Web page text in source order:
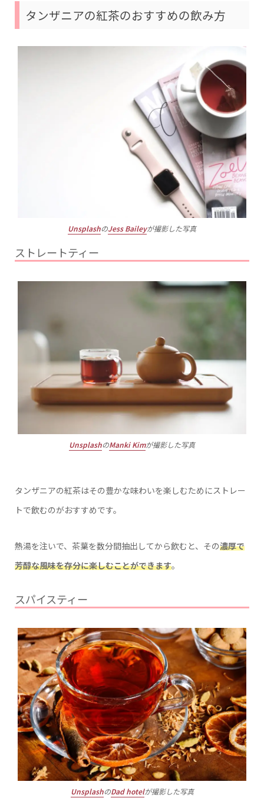
タンザニアの紅茶のおすすめの飲み方
UnsplashのJess Baileyが撮影した写真
ストレートティー
UnsplashのManki Kimが撮影した写真
タンザニアの紅茶はその豊かな味わいを楽しむためにストレー
トで飲むのがおすすめです。
熱湯を注いで、茶葉を数分間抽出してから飲むと、その濃厚で
芳醇な風味を存分に楽しむことができます。
スパイスティー
UnsplashのDad hotelが撮影した写真